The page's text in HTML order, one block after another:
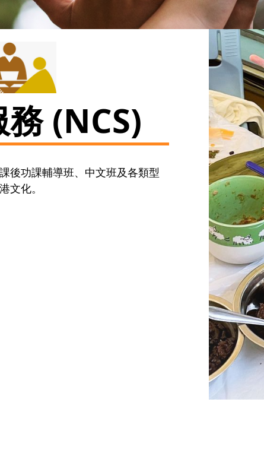
(NCS)
後功課輔導班、中文班及各類型
文化。